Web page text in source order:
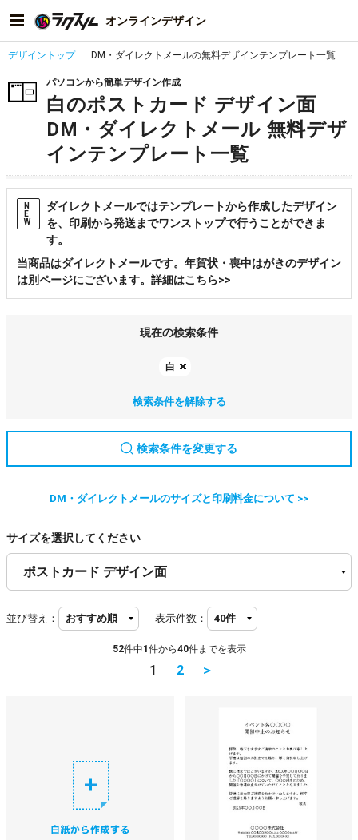
オンラインデザイン
デザイントップ DM・ダイレクトメールの無料デザインテンプレート一覧
パソコンから簡単デザイン作成
白のポストカード デザイン面
DM・ダイレクトメール 無料デザ
インテンプレート一覧
N
E
W
ダイレクトメールではテンプレートから作成したデザイン
を、印刷から発送までワンストップで行うことができま
す。
当商品はダイレクトメールです。年賀状・喪中はがきのデザイン
は別ページにございます。詳細はこちら>>
現在の検索条件
白
検索条件を解除する
検索条件を変更する
DM・ダイレクトメールのサイズと印刷料金について >>
サイズを選択してください
並び替え： 表示件数：
52件中1 件から40件までを表示
1 2 ＞